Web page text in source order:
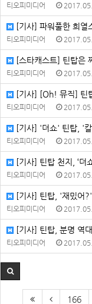
티오피미디어
[기사] 파워풀한 희열
티오피미디어
[스타캐스트] 틴탑은
티오피미디어
[기사] [Oh! 뮤직] 틴
티오피미디어
[기사] '더쇼' 틴탑, '
티오피미디어
[기사] 틴탑 천지, ‘
티오피미디어
[기사] 틴탑, '재밌어
티오피미디어
[기사] 틴탑, 분명 역
티오피미디어
166